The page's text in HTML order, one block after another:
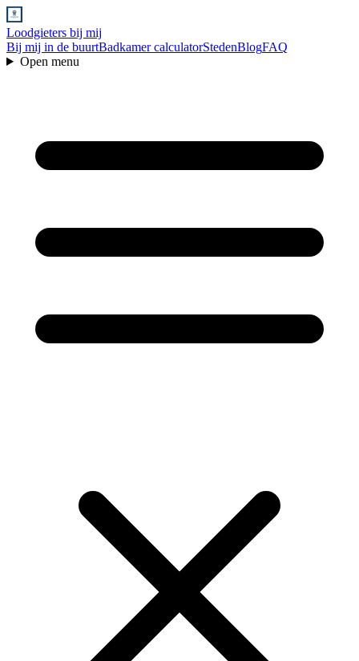
Loodgieters bij mij
Bij mij in de buurtBadkamer calculatorStedenBlogFAQ
Open menu